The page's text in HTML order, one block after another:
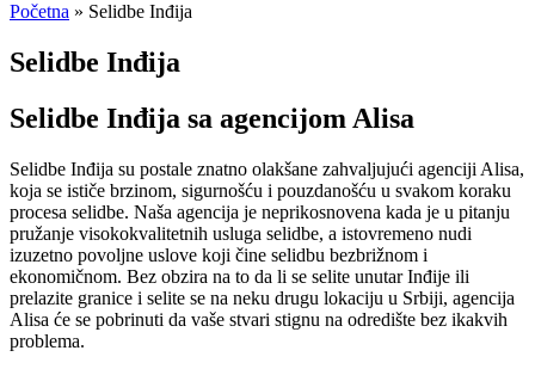
Početna » Selidbe Inđija
Selidbe Inđija
Selidbe Inđija sa agencijom Alisa
Selidbe Inđija su postale znatno olakšane zahvaljujući agenciji Alisa,
koja se ističe brzinom, sigurnošću i pouzdanošću u svakom koraku
procesa selidbe. Naša agencija je neprikosnovena kada je u pitanju
pružanje visokokvalitetnih usluga selidbe, a istovremeno nudi
izuzetno povoljne uslove koji čine selidbu bezbrižnom i
ekonomičnom. Bez obzira na to da li se selite unutar Inđije ili
prelazite granice i selite se na neku drugu lokaciju u Srbiji, agencija
Alisa će se pobrinuti da vaše stvari stignu na odredište bez ikakvih
problema.